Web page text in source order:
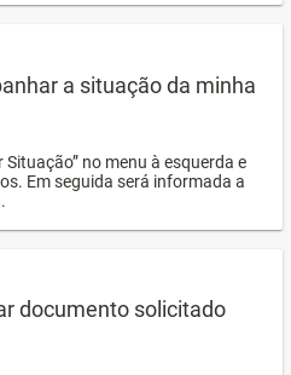
a situação da minha
no menu à esquerda e
Em seguida será informada a
documento solicitado